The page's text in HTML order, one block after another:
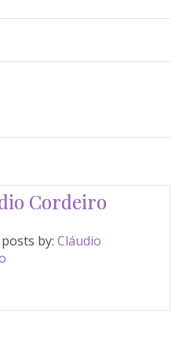
Cordeiro
by: Cláudio